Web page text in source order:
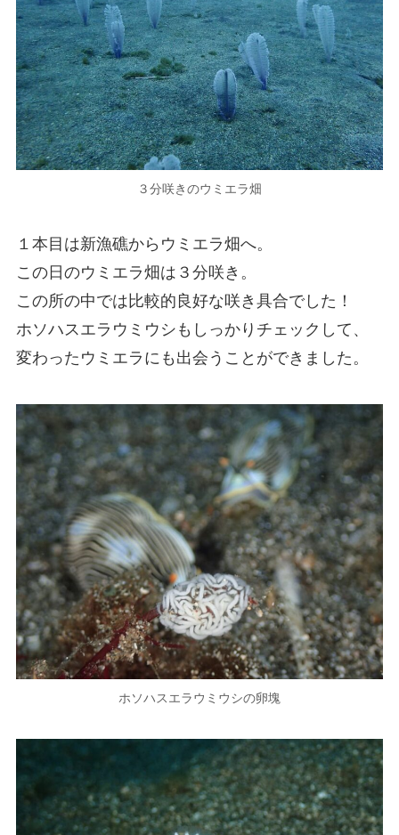
３分咲きのウミエラ畑
１本目は新漁礁からウミエラ畑へ。
この日のウミエラ畑は３分咲き。
この所の中では比較的良好な咲き具合でした！
ホソハスエラウミウシもしっかりチェックして、
変わったウミエラにも出会うことができました。
ホソハスエラウミウシの卵塊